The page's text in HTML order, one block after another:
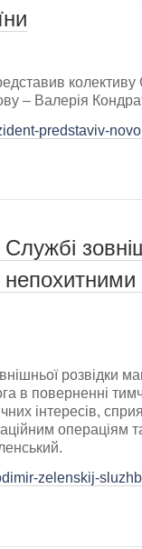
колективу
– Валерія
predstaviv-
розвідки
в поверненні
інтересів,
операціям
zelenskij-